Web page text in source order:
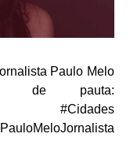
Paulo Melo
de pauta:
#Cidades